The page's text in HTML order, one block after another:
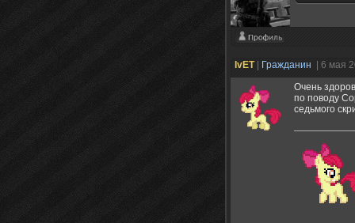
IvET| Гражданин
| 6 мая
Очень
по поводу
седьмого